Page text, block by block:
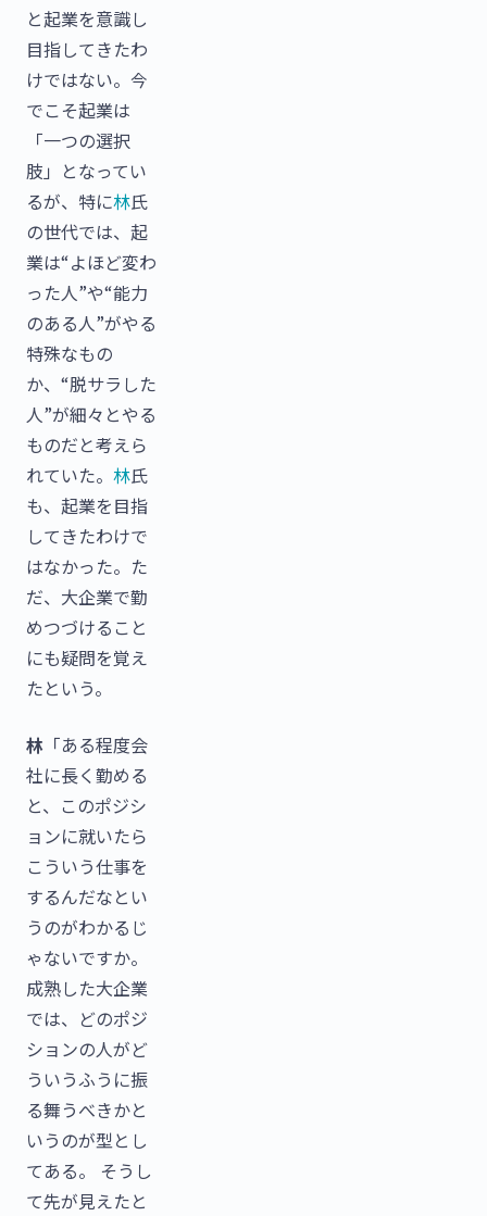
と起業を意識し
目指してきたわ
けではない。今
でこそ起業は
「一つの選択
肢」となってい
るが、特に林氏
の世代では、起
業は“よほど変わ
った人”や“能力
のある人”がやる
特殊なもの
か、“脱サラした
人”が細々とやる
ものだと考えら
れていた。 林氏
も、起業を目指
してきたわけで
はなかった。た
だ、大企業で勤
めつづけること
にも疑問を覚え
たという。
林 「ある程度会
社に長く勤める
と、このポジシ
ョンに就いたら
こういう仕事を
するんだなとい
うのがわかるじ
ゃないですか。
成熟した大企業
では、どのポジ
ションの人がど
ういうふうに振
る舞うべきかと
いうのが型とし
てある。 そうし
て先が見えたと